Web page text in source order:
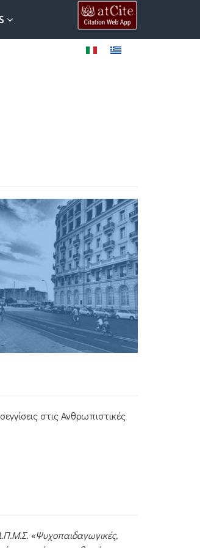
στις Ανθρωπιστικές
«Ψυχοπαιδαγωγικές,